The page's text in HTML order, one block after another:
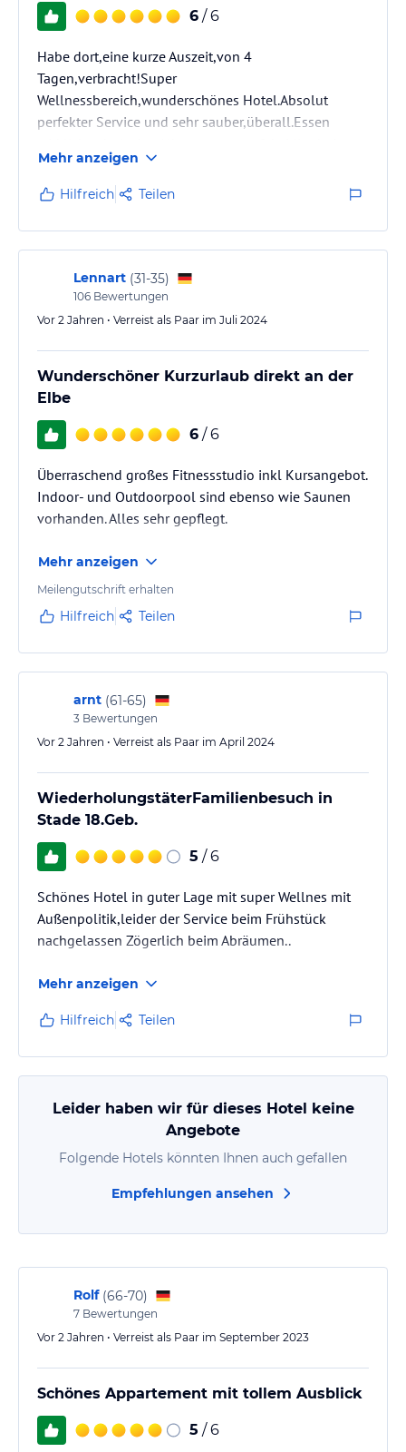
6 / 6
Habe dort,eine kurze Auszeit,von 4
Tagen,verbracht!Super
Wellnessbereich,wunderschönes Hotel.Absolut
perfekter Service und sehr sauber,überall.Essen
top.Es gibt nix,zu meckern.
Mehr anzeigen
Hilfreich Teilen
Lennart (31-35)
106 Bewertungen
Vor 2 Jahren • Verreist als Paar im Juli 2024
Wunderschöner Kurzurlaub direkt an der
Elbe
6 / 6
Überraschend großes Fitnessstudio inkl Kursangebot.
Indoor- und Outdoorpool sind ebenso wie Saunen
vorhanden. Alles sehr gepflegt.
Mehr anzeigen
Meilengutschrift erhalten
Hilfreich Teilen
arnt (61-65)
3 Bewertungen
Vor 2 Jahren • Verreist als Paar im April 2024
WiederholungstäterFamilienbesuch in
Stade 18.Geb.
5 / 6
Schönes Hotel in guter Lage mit super Wellnes mit
Außenpolitik,leider der Service beim Frühstück
nachgelassen Zögerlich beim Abräumen..
Mehr anzeigen
Hilfreich Teilen
Leider haben wir für dieses Hotel keine
Angebote
Folgende Hotels könnten Ihnen auch gefallen
Empfehlungen ansehen
Rolf (66-70)
7 Bewertungen
Vor 2 Jahren • Verreist als Paar im September 2023
Schönes Appartement mit tollem Ausblick
5 / 6